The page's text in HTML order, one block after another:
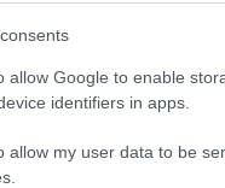
allow Google to enable
identifiers in apps.
allow my user data to be